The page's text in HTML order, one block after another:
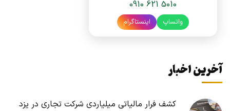
0910 621 5010
واتساپ اینستاگرام
آخرین اخبار
کشف فرار مالیاتی میلیاردی شرکت تجاری در یزد